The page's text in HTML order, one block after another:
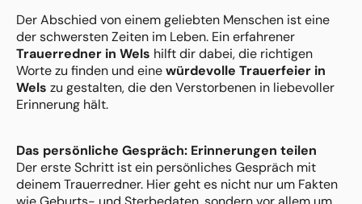
Der Abschied von einem geliebten Menschen ist eine
der schwersten Zeiten im Leben. Ein erfahrener
Trauerredner in Wels hilft dir dabei, die richtigen
Worte zu finden und einewürdevolle Trauerfeier in
Wels zu gestalten, die den Verstorbenen in liebevoller
Erinnerung hält.
Das persönliche Gespräch: Erinnerungen teilen
Der erste Schritt ist ein persönliches Gespräch mit
deinem Trauerredner. Hier geht es nicht nur um Fakten